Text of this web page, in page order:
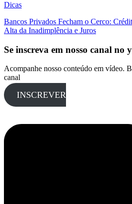
Dicas
Bancos Privados Fecham o Cerco:
Alta da Inadimplência e Juros
Se inscreva em nosso canal no
Acompanhe nosso conteúdo em vídeo.
canal
INSCREVER